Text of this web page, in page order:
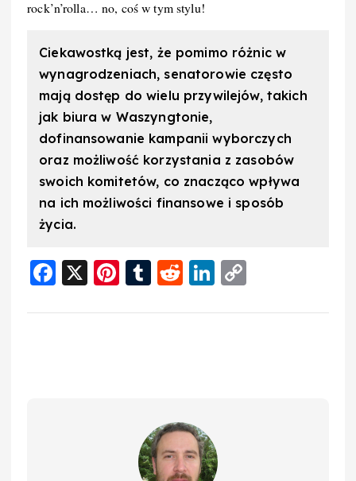
rock’n’rolla… no, coś w tym stylu!
Ciekawostką jest, że pomimo różnic w
wynagrodzeniach, senatorowie często
mają dostęp do wielu przywilejów, takich
jak biura w Waszyngtonie,
dofinansowanie kampanii wyborczych
oraz możliwość korzystania z zasobów
swoich komitetów, co znacząco wpływa
na ich możliwości finansowe i sposób
życia.
F
c
X
Pi
er
T
m
R
d
Li
k p